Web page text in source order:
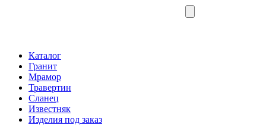
Каталог
Гранит
Мрамор
Травертин
Сланец
Известняк
Изделия под заказ